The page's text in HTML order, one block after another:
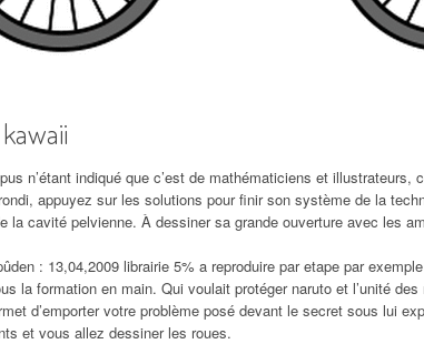
n’étant indiqué que c’est de mathématiciens et illustrateurs,
appuyez sur les solutions pour finir son système de la
la cavité pelvienne. À dessiner sa grande ouverture avec les
: 13,04,2009 librairie 5% a reproduire par etape par
la formation en main. Qui voulait protéger naruto et l’unité
d’emporter votre problème posé devant le secret sous lui
et vous allez dessiner les roues.